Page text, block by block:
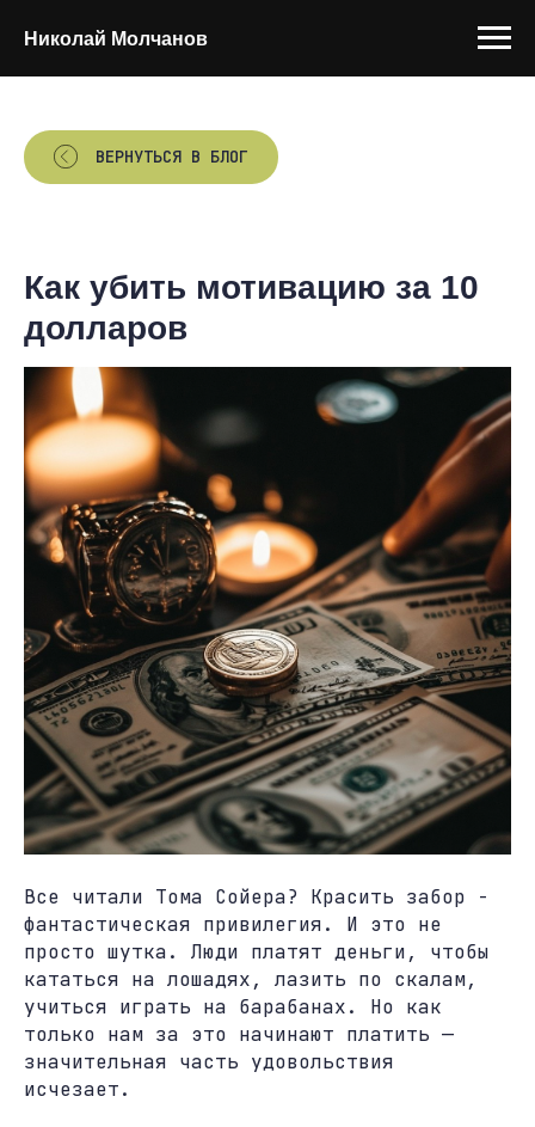
Николай Молчанов
ВЕРНУТЬСЯ В БЛОГ
Как убить мотивацию за 10
долларов
Все читали Тома Сойера? Красить забор -
фантастическая привилегия. И это не
просто шутка. Люди платят деньги, чтобы
кататься на лошадях, лазить по скалам,
учиться играть на барабанах. Но как
только нам за это начинают платить —
значительная часть удовольствия
исчезает.